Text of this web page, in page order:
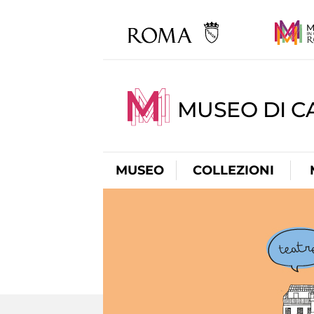
MUSEO DI
MUSEO COLLEZIONI